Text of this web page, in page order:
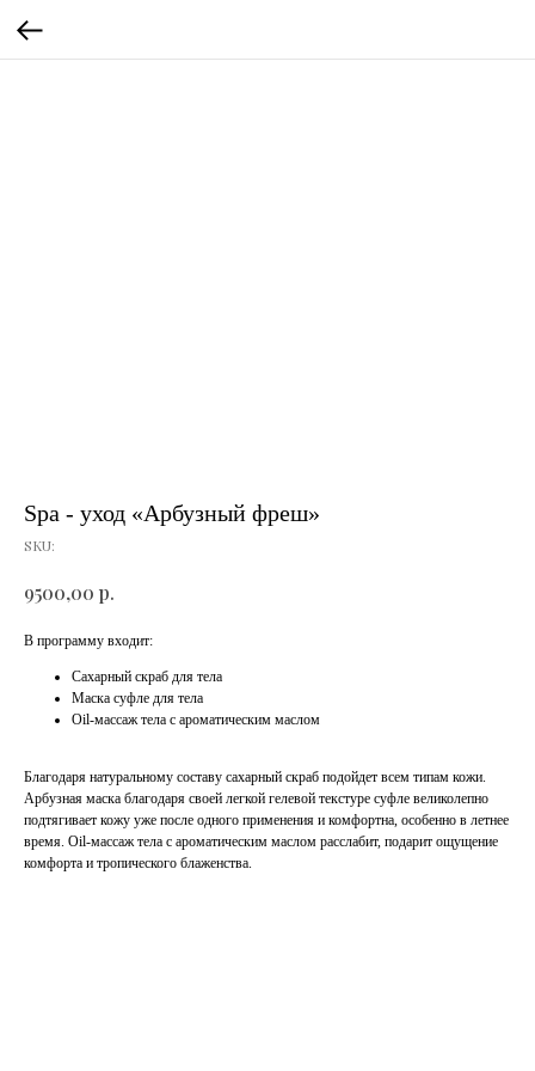
Spa - уход «Арбузный фреш»
SKU:
9500,00 р.
В программу входит:
Сахарный скраб для тела
Маска суфле для тела
Oil-массаж тела с ароматическим маслом
Благодаря натуральному составу сахарный скраб подойдет всем типам кожи.
Арбузная маска благодаря своей легкой гелевой текстуре суфле великолепно
подтягивает кожу уже после одного применения и комфортна, особенно в летнее
время. Oil-массаж тела с ароматическим маслом расслабит, подарит ощущение
комфорта и тропического блаженства.